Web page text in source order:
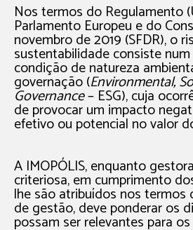
Nos termos do Regulamento
Parlamento Europeu e do
novembro de 2019 (SFDR), o
sustentabilidade consiste
condição de natureza
governação (Environmental,
Governance– ESG), cuja
de provocar um impacto
efetivo ou potencial no valor
A IMOPÓLIS, enquanto
criteriosa, em cumprimento
lhe são atribuídos nos termos
de gestão, deve ponderar os
possam ser relevantes para